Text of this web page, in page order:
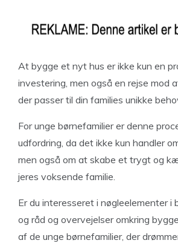
At bygge et nyt hus er ikke kun en
investering, men også en rejse mod
der passer til din families unikke
For unge børnefamilier er denne
udfordring, da det ikke kun handler
men også om at skabe et trygt og
jeres voksende familie.
Er du interesseret i nøgleelementer i
og råd og overvejelser omkring
af de unge børnefamilier, der